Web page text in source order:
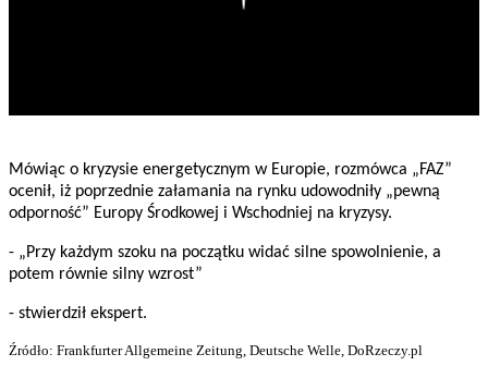
Mówiąc o kryzysie energetycznym w Europie, rozmówca „FAZ”
ocenił, iż poprzednie załamania na rynku udowodniły „pewną
odporność” Europy Środkowej i Wschodniej na kryzysy.
- „Przy każdym szoku na początku widać silne spowolnienie, a
potem równie silny wzrost”
- stwierdził ekspert.
Źródło: Frankfurter Allgemeine Zeitung, Deutsche Welle, DoRzeczy.pl